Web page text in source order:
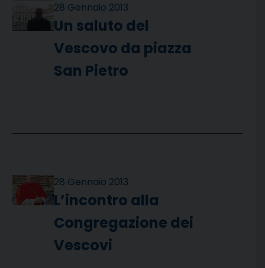
28 Gennaio 2013
Un saluto del
Vescovo da piazza
San Pietro
28 Gennaio 2013
L’incontro alla
Congregazione dei
Vescovi